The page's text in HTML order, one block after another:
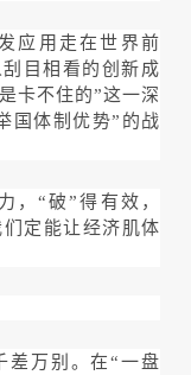
应用走在世界前
目相看的创新成
卡不住的”这一深
国体制优势”的战
，“破”得有效，
定能让经济肌体
差万别。在“一盘